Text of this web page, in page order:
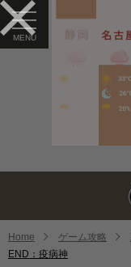
Home ゲーム攻略
END：疫病神